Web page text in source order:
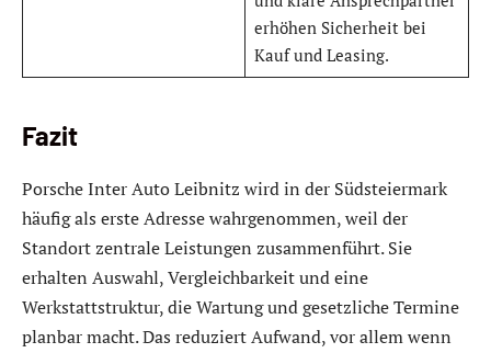
erhöhen Sicherheit bei
Kauf und Leasing.
Fazit
Porsche Inter Auto Leibnitz wird in der Südsteiermark
häufig als erste Adresse wahrgenommen, weil der
Standort zentrale Leistungen zusammenführt. Sie
erhalten Auswahl, Vergleichbarkeit und eine
Werkstattstruktur, die Wartung und gesetzliche Termine
planbar macht. Das reduziert Aufwand, vor allem wenn